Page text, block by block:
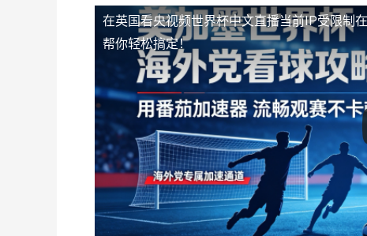
在英国看央视频世界杯中文直播当前IP受限制
帮你轻松搞定！